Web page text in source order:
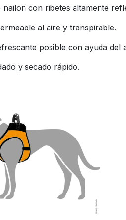
nailon con ribetes altamente
al aire y transpirable.
posible con ayuda del
y secado rápido.